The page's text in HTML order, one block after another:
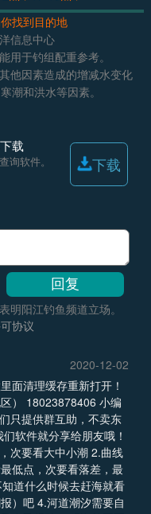
找到目的地
信息中心
用于钓组配重参考。
他因素造成的增减水变化
潮和洪水等因素。
载
询软件。 下载
明阳江钓鱼频道立场。
协议
2020-12-02
面清理缓存重新打开！
） 18023878406 小编
只提供群互助，不卖东
软件就分享给朋友哦！
次要看大中小潮 2.曲线
低点，次要看落差，最
道什么时候去赶海就看
）吧 4.河道潮汐需要自